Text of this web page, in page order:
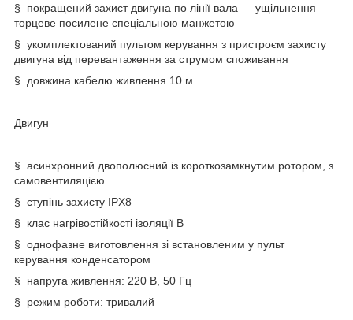
§ покращений захист двигуна по лінії вала — ущільнення
торцеве посилене спеціальною манжетою
§ укомплектований пультом керування з пристроєм захисту
двигуна від перевантаження за струмом споживання
§ довжина кабелю живлення 10 м
Двигун
§ асинхронний двополюсний із короткозамкнутим ротором, з
самовентиляцією
§ ступінь захисту IPX8
§ клас нагрівостійкості ізоляції В
§ однофазне виготовлення зі встановленим у пульт
керування конденсатором
§ напруга живлення: 220 В, 50 Гц
§ режим роботи: тривалий